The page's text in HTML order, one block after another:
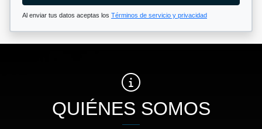
Al enviar tus datos aceptas los Términos de servicio y privacidad
QUIÉNES SOMOS